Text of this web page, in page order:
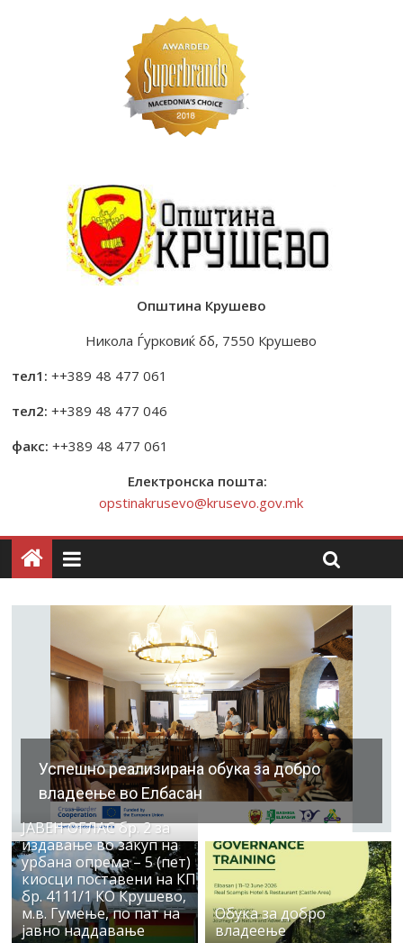
Општина Крушево
Никола Ѓурковиќ бб, 7550 Крушево
тел1: ++389 48 477 061
тел2: ++389 48 477 046
факс: ++389 48 477 061
Електронска пошта:
opstinakrusevo@krusevo.gov.mk
Успешно реализирана обука за добро
владеење во Елбасан
ЈАВЕН ОГЛАС бр. 2 за
издавање во закуп на
урбана опрема – 5 (пет)
киосци поставени на КП
бр. 4111/1 КО Крушево,
м.в. Гумење, по пат на
јавно наддавање
Обука за добро
владеење